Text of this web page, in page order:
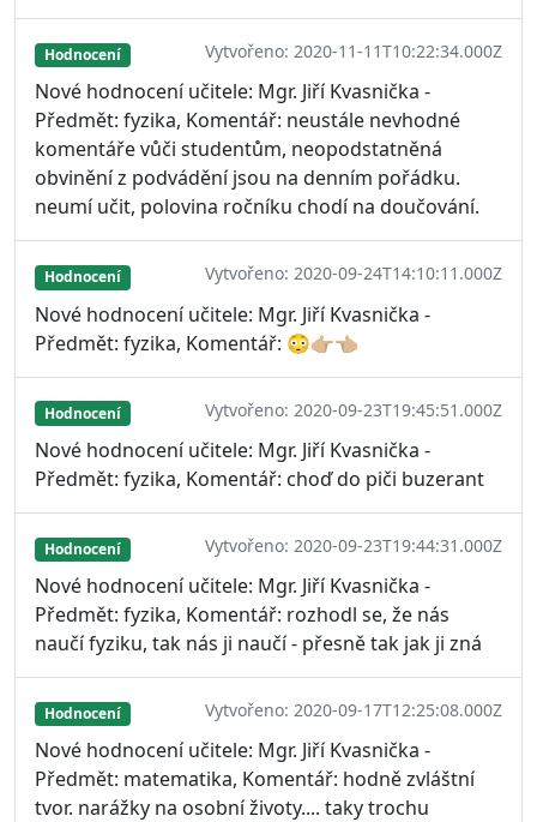
Hodnocení Vytvořeno: 2020-11-11T10:22:34.000Z
Nové hodnocení učitele: Mgr. Jiří Kvasnička -
Předmět: fyzika, Komentář: neustále nevhodné
komentáře vůči studentům, neopodstatněná
obvinění z podvádění jsou na denním pořádku.
neumí učit, polovina ročníku chodí na doučování.
Hodnocení Vytvořeno: 2020-09-24T14:10:11.000Z
Nové hodnocení učitele: Mgr. Jiří Kvasnička -
Předmět: fyzika, Komentář: 😳👉🏼👈🏼
Hodnocení Vytvořeno: 2020-09-23T19:45:51.000Z
Nové hodnocení učitele: Mgr. Jiří Kvasnička -
Předmět: fyzika, Komentář: choď do piči buzerant
Hodnocení Vytvořeno: 2020-09-23T19:44:31.000Z
Nové hodnocení učitele: Mgr. Jiří Kvasnička -
Předmět: fyzika, Komentář: rozhodl se, že nás
naučí fyziku, tak nás ji naučí - přesně tak jak ji zná
Hodnocení Vytvořeno: 2020-09-17T12:25:08.000Z
Nové hodnocení učitele: Mgr. Jiří Kvasnička -
Předmět: matematika, Komentář: hodně zvláštní
tvor. narážky na osobní životy.... taky trochu